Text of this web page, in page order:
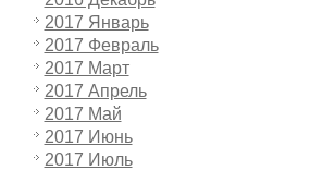
2017 Январь
2017 Февраль
2017 Март
2017 Апрель
2017 Май
2017 Июнь
2017 Июль